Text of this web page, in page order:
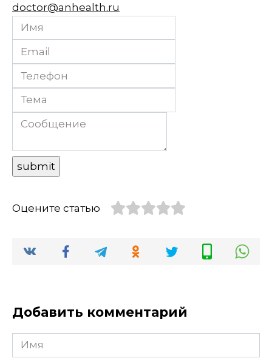
doctor@anhealth.ru
Оцените статью
Добавить комментарий
Имя